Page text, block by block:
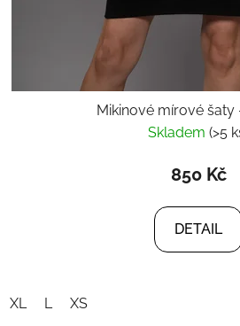
Mikinové mírové šaty
Skladem (>5
850 Kč
DETAIL
XL L XS